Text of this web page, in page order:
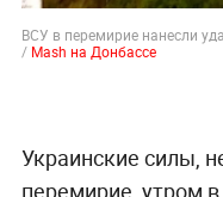
ВСУ в перемирие нанесли
/ Mash на Донбассе
Украинские силы,
перемирие, утром